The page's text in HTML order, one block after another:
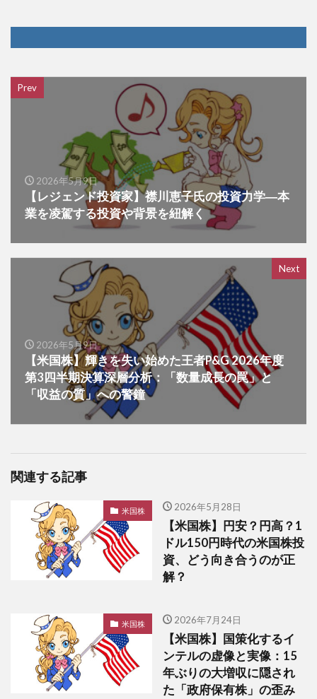
Prev
2026年5月9日
【レジェンド投資家】襟川恵子氏の投資力学―本
業を凌駕する投資や背景を紐解く
Next
2026年5月9日
【米国株】輝きを失い始めた王者P&G 2026年度
第3四半期決算深層分析：「数量成長の罠」と
「収益の質」への警鐘
関連する記事
米国株 2026年5月28日
【米国株】円安？円高？1
ドル150円時代の米国株投
資、どう向き合うのが正
解？
米国株 2026年7月24日
【米国株】国策化するイ
ンテルの虚像と実像：15
年ぶりの大増収に隠され
た「政府保有株」の歪み